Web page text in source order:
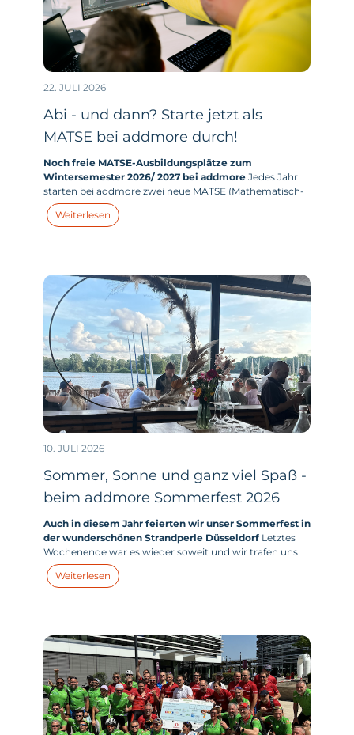
22. JULI 2026
Abi - und dann? Starte jetzt als
MATSE bei addmore durch!
Noch freie MATSE-Ausbildungsplätze zum
Wintersemester 2026/ 2027 bei addmoreJedes Jahr
starten bei addmore zwei neue MATSE (Mathematisch-
technischer-Softwareentwickler:in) in ihr duales
Studium. Und dieses Jahr haben wir zum
Weiterlesen
10. JULI 2026
Sommer, Sonne und ganz viel Spaß -
beim addmore Sommerfest 2026
Auch in diesem Jahr feierten wir unser Sommerfest in
der wunderschönen Strandperle DüsseldorfLetztes
Wochenende war es wieder soweit und wir trafen uns
mit allen addmores - und zahlreichen addmore Kids -
zum großen addmore Sommerfest in der Strandperle
Weiterlesen